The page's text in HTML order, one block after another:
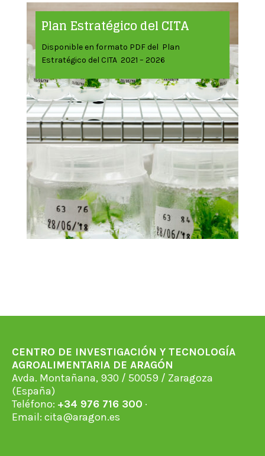
Plan Estratégico del CITA
Disponible en formato PDF del Plan
Estratégico del CITA 2021 – 2026
CENTRO DE INVESTIGACIÓN Y TECNOLOGÍA
AGROALIMENTARIA DE ARAGÓN
Avda. Montañana, 930 / 50059 / Zaragoza
(España)
Teléfono: +34 976 716 300 ·
Email: cita@aragon.es